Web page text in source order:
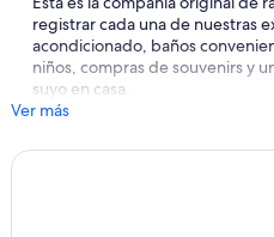
registrar cada una de nuestras
acondicionado, baños
niños, compras de souvenirs y
suyo en casa.
Ver más